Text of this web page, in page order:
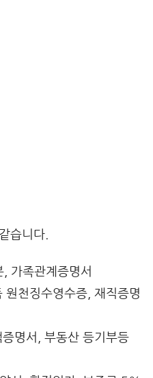
습니다.
가족관계증명서
원천징수영수증, 재직증명
명서, 부동산 등기부등